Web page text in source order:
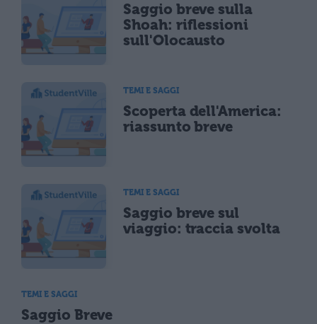
Saggio breve sulla
Shoah: riflessioni
sull'Olocausto
TEMI E SAGGI
Scoperta dell'America:
riassunto breve
TEMI E SAGGI
Saggio breve sul
viaggio: traccia svolta
TEMI E SAGGI
Saggio Breve